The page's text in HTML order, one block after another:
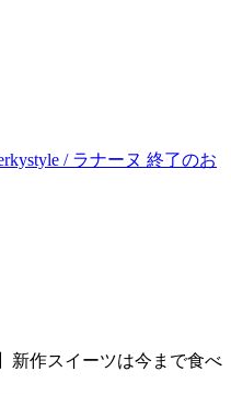
/ ラナーヌ 終了のお
新作スイーツは今まで食べ